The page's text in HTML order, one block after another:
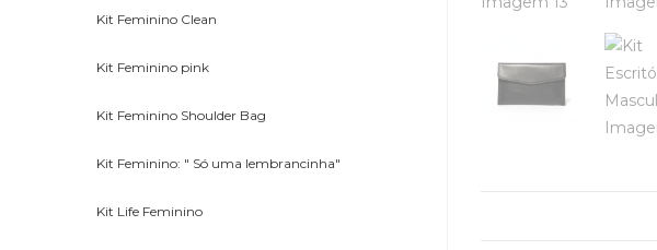
Kit Feminino Clean
Kit Feminino pink
Kit Feminino Shoulder Bag
Kit Feminino: " Só uma lembrancinha"
Kit Life Feminino